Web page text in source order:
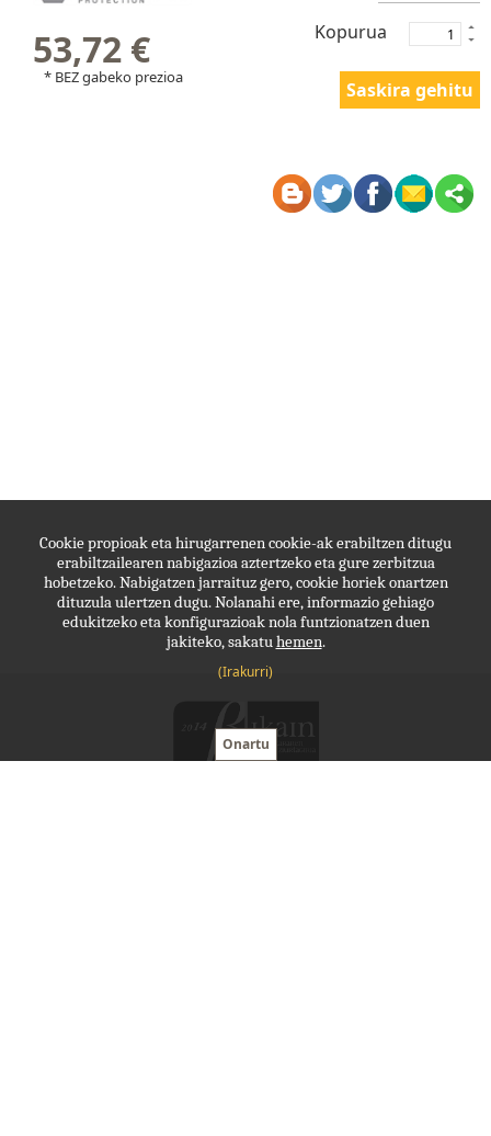
Cookie propioak eta hirugarrenen cookie-ak erabiltzen ditugu
erabiltzailearen nabigazioa aztertzeko eta gure zerbitzua
hobetzeko. Nabigatzen jarraituz gero, cookie horiek onartzen
dituzula ulertzen dugu. Nolanahi ere, informazio gehiago
edukitzeko eta konfigurazioak nola funtzionatzen duen
jakiteko, sakatuhemen.
(Irakurri)
53,72 €
* BEZ gabeko prezioa
Kopurua